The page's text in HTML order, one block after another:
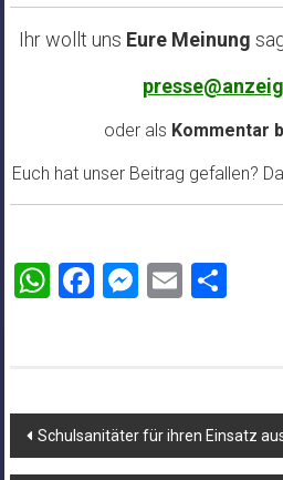
Ihr wollt uns Eure Meinung
oder als Kommentar
Euch hat unser Beitrag gefallen?
WhatsApp
Facebook
Email
Beitragsnavigation
Schulsanitäter für ihren Einsatz